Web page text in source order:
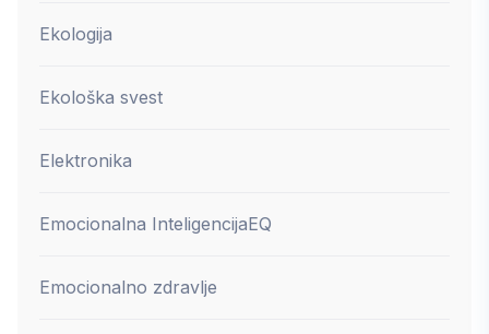
Ekologija
Ekološka svest
Elektronika
Emocionalna InteligencijaEQ
Emocionalno zdravlje